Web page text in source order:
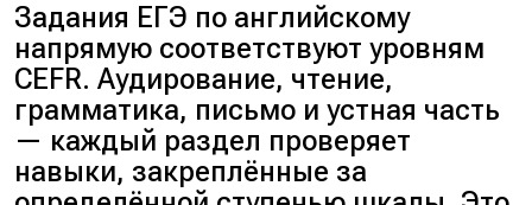
Задания ЕГЭ по английскому
напрямую соответствуют уровням
CEFR. Аудирование, чтение,
грамматика, письмо и устная часть
— каждый раздел проверяет
навыки, закреплённые за